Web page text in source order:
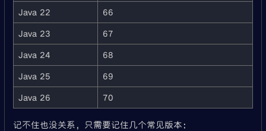
Java 22
66
Java 23
67
Java 24
68
Java 25
69
Java 26
70
记不住也没关系，只需要记住几个常见版本：